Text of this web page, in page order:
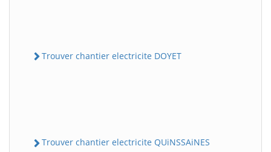
Trouver chantier electricite DOYET
Trouver chantier electricite QUiNSSAiNES